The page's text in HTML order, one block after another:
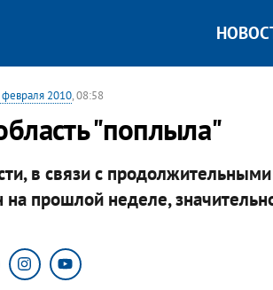
2010, 08:58
"поплыла"
в связи с
на прошлой неделе,